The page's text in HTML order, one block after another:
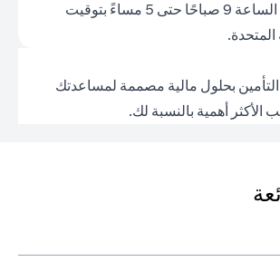
إلى الجمعة، من الساعة 9 صباحًا حتى 5 مساءً بتوقيت
المتحدة.
بحلول مالية مصممة لمساعدتك
الأكثر أهمية بالنسبة لك.